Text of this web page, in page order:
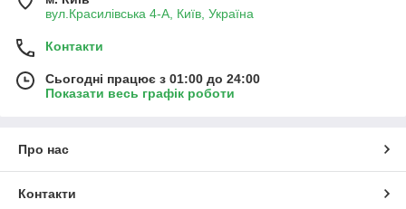
вул.Красилівська 4-А, Київ, Україна
Контакти
Сьогодні працює з 01:00 до 24:00
Показати весь графік роботи
Про нас
Контакти